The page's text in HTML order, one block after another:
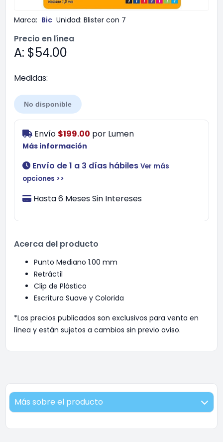
Marca: Bic Unidad: Blister con 7
Precio en línea
A: $54.00
Medidas:
No disponible
Envío $199.00 por Lumen
Más información
Envío de 1 a 3 días hábiles Ver más
opciones >>
Hasta 6 Meses Sin Intereses
Acerca del producto
Punto Mediano 1.00 mm
Retráctil
Clip de Plástico
Escritura Suave y Colorida
*Los precios publicados son exclusivos para venta en
línea y están sujetos a cambios sin previo aviso.
Más sobre el producto